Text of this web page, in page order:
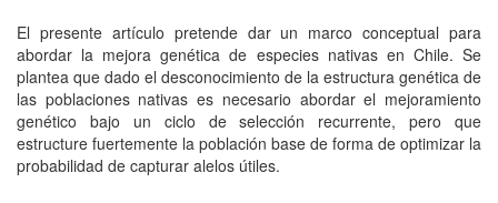
El presente artículo pretende dar un marco conceptual para
abordar la mejora genética de especies nativas en Chile. Se
plantea que dado el desconocimiento de la estructura genética de
las poblaciones nativas es necesario abordar el mejoramiento
genético bajo un ciclo de selección recurrente, pero que
estructure fuertemente la población base de forma de optimizar la
probabilidad de capturar alelos útiles.